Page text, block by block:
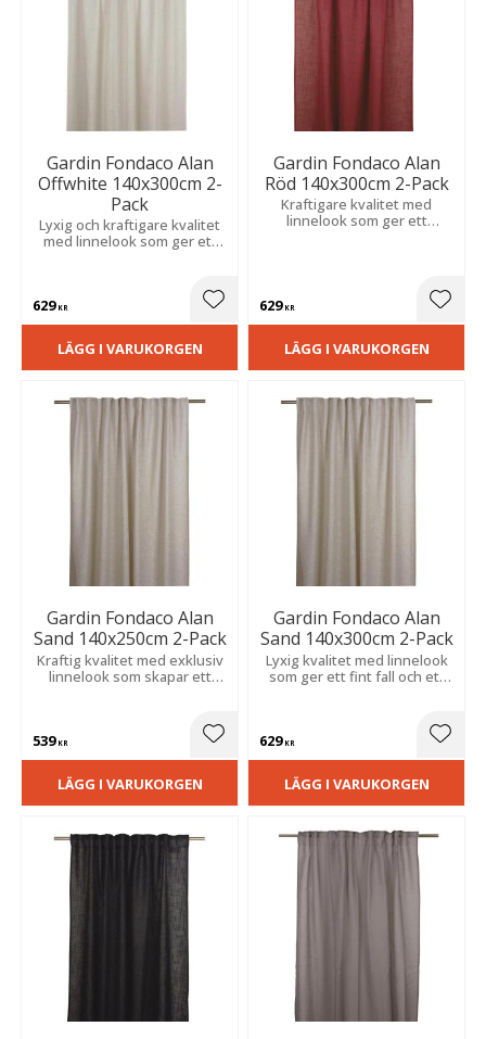
Gardin Fondaco Alan
Offwhite 140x300cm 2-
Pack
Lyxig och kraftigare kvalitet
med linnelook som ger ett
stämningsfull atmosfär.
629KR Lägg till i favoriter
LÄGG I VARUKORGEN
Gardin Fondaco Alan
Röd 140x300cm 2-Pack
Kraftigare kvalitet med
linnelook som ger ett
629KR
LÄGG I VARUKORGEN
Gardin Fondaco Alan
Sand 140x250cm 2-Pack
Kraftig kvalitet med exklusiv
linnelook som skapar ett
539KR Lägg till i favoriter
LÄGG I VARUKORGEN
Gardin Fondaco Alan
Sand 140x300cm 2-Pack
Lyxig kvalitet med linnelook
som ger ett fint fall och ett
stämningsfull atmosfär.
629KR
LÄGG I VARUKORGEN